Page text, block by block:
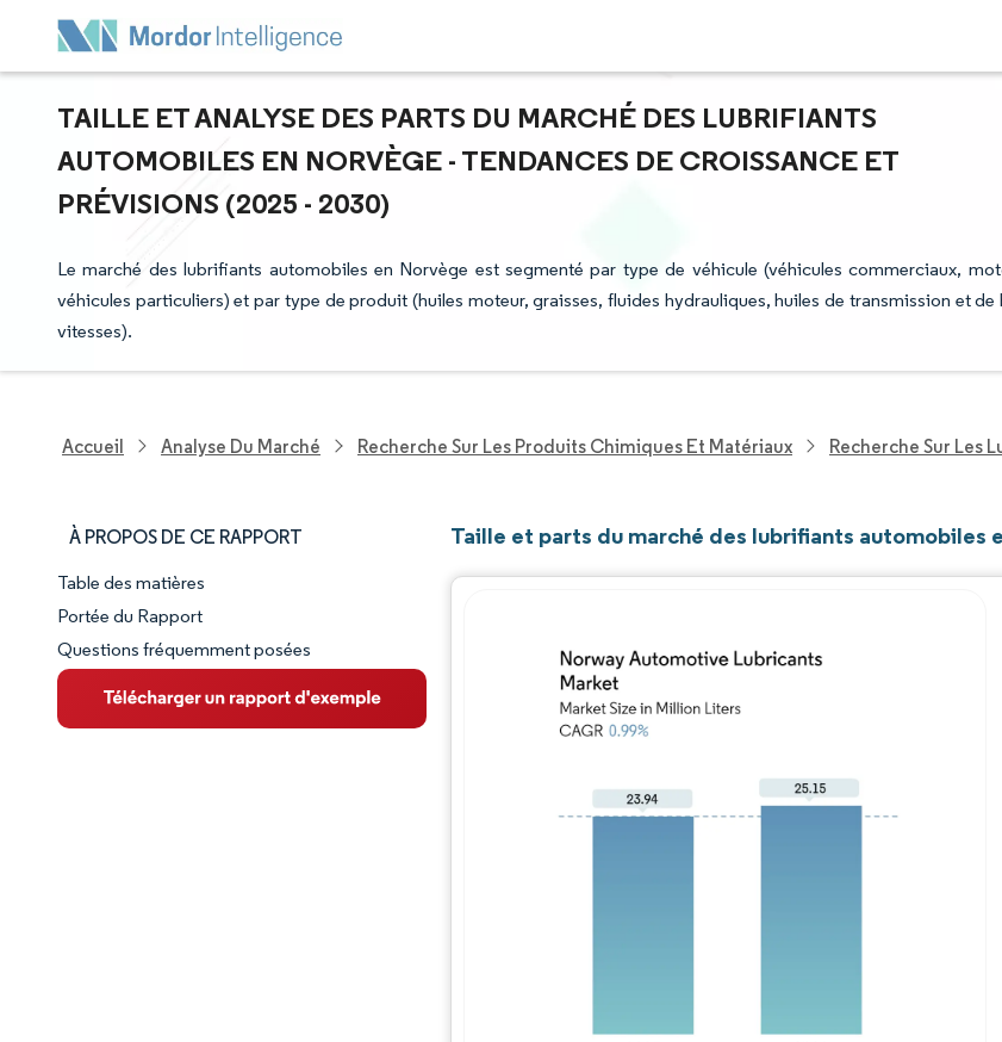
TAILLE ET ANALYSE DES PARTS DU MARCHÉ DES LUBRIFIANTS
AUTOMOBILES EN NORVÈGE - TENDANCES DE CROISSANCE ET
PRÉVISIONS (2025 - 2030)
Le marché des lubrifiants automobiles en Norvège est segmenté par type de véhicule (véhicules commerciaux,
véhicules particuliers) et par type de produit (huiles moteur, graisses, fluides hydrauliques, huiles de transmission et de
vitesses).
Accueil Analyse Du Marché Recherche Sur Les Produits Chimiques Et Matériaux Recherche Sur Les
À PROPOS DE CE RAPPORT
Aperçu du marché
VUE D’ENSEMBLE DU MARCHÉ
Principales tendances du marché
Table des matières
Portée du Rapport
Questions fréquemment posées
Taille et parts du marché des lubrifiants automobiles